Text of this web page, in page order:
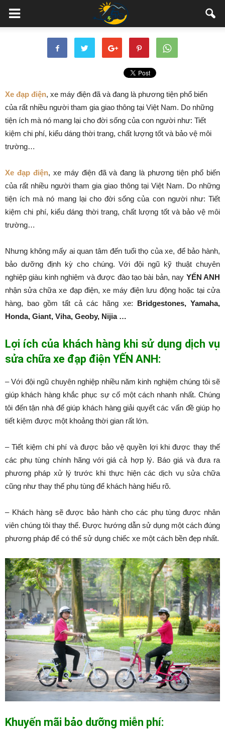
Xe đạp điện, xe máy điện đã và đang là phương tiện phổ biến
của rất nhiều người tham gia giao thông tại Việt Nam. Do những
tiện ích mà nó mang lại cho đời sống của con người như: Tiết
kiệm chi phí, kiểu dáng thời trang, chất lượng tốt và bảo vệ môi
trường…
Xe đạp điện, xe máy điện đã và đang là phương tiện phổ biến
của rất nhiều người tham gia giao thông tại Việt Nam. Do những
tiện ích mà nó mang lại cho đời sống của con người như: Tiết
kiệm chi phí, kiểu dáng thời trang, chất lượng tốt và bảo vệ môi
trường…
Nhưng không mấy ai quan tâm đến tuổi thọ của xe, để bảo hành,
bảo dưỡng định kỳ cho chúng. Với đội ngũ kỹ thuật chuyên
nghiệp giàu kinh nghiệm và được đào tạo bài bản, nay YẾN ANH
nhận sửa chữa xe đạp điện, xe máy điện lưu động hoặc tại cửa
hàng, bao gồm tất cả các hãng xe: Bridgestones, Yamaha,
Honda, Giant, Viha, Geoby, Nijia …
Lợi ích của khách hàng khi sử dụng dịch vụ
sửa chữa xe đạp điện YẾN ANH:
– Với đội ngũ chuyên nghiệp nhiều năm kinh nghiệm chúng tôi sẽ
giúp khách hàng khắc phục sự cố một cách nhanh nhất. Chúng
tôi đến tận nhà để giúp khách hàng giải quyết các vấn đề giúp họ
tiết kiệm được một khoảng thời gian rất lớn.
– Tiết kiệm chi phí và được bảo vệ quyền lợi khi được thay thế
các phụ tùng chính hãng với giá cả hợp lý. Báo giá và đưa ra
phương pháp xử lý trước khi thực hiện các dịch vụ sửa chữa
cũng như thay thế phụ tùng để khách hàng hiểu rõ.
– Khách hàng sẽ được bảo hành cho các phụ tùng được nhân
viên chúng tôi thay thế. Được hướng dẫn sử dụng một cách đúng
phương pháp để có thể sử dụng chiếc xe một cách bền đẹp nhất.
Khuyến mãi bảo dưỡng miễn phí: